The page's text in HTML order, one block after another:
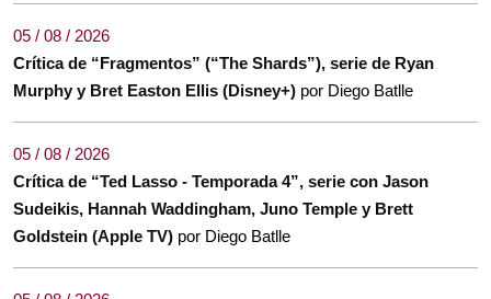
05 / 08 / 2026
Crítica de “Fragmentos” (“The Shards”), serie de Ryan
Murphy y Bret Easton Ellis (Disney+) por Diego Batlle
05 / 08 / 2026
Crítica de “Ted Lasso - Temporada 4”, serie con Jason
Sudeikis, Hannah Waddingham, Juno Temple y Brett
Goldstein (Apple TV) por Diego Batlle